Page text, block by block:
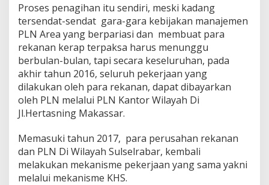
Proses penagihan itu sendiri, meski kadang
tersendat-sendat gara-gara kebijakan manajemen
PLN Area yang berpariasi dan membuat para
rekanan kerap terpaksa harus menunggu
berbulan-bulan, tapi secara keseluruhan, pada
akhir tahun 2016, seluruh pekerjaan yang
dilakukan oleh para rekanan, dapat dibayarkan
oleh PLN melalui PLN Kantor Wilayah Di
Jl.Hertasning Makassar.
Memasuki tahun 2017, para perusahan rekanan
dan PLN Di Wilayah Sulselrabar, kembali
melakukan mekanisme pekerjaan yang sama yakni
melalui mekanisme KHS.